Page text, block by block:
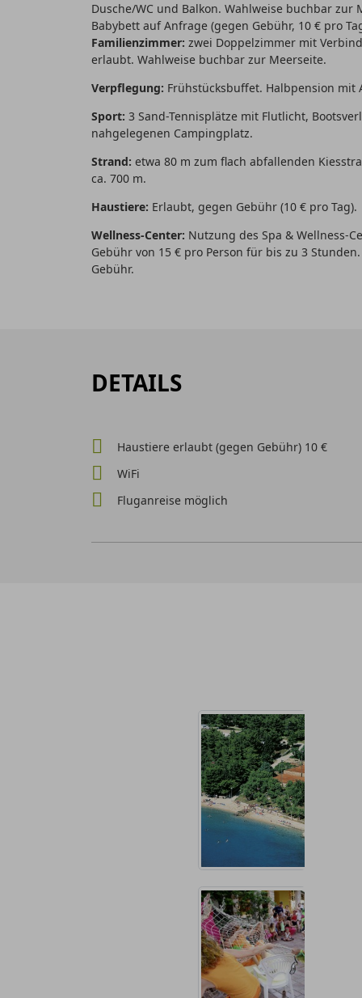
Dusche/WC und Balkon. Wahlweise buchbar
Babybett auf Anfrage (gegen Gebühr, 10 € pro
Familienzimmer: zwei Doppelzimmer mit
erlaubt. Wahlweise buchbar zur Meerseite.
Verpflegung: Frühstücksbuffet. Halbpension mit
Sport: 3 Sand-Tennisplätze mit Flutlicht,
nahgelegenen Campingplatz.
Strand: etwa 80 m zum flach abfallenden
ca. 700 m.
Haustiere: Erlaubt, gegen Gebühr (10 € pro Tag).
Wellness-Center: Nutzung des Spa & Wellness-
Gebühr von 15 € pro Person für bis zu 3
Gebühr.
DETAILS
Haustiere erlaubt (gegen Gebühr) 10 €
WiFi
Fluganreise möglich